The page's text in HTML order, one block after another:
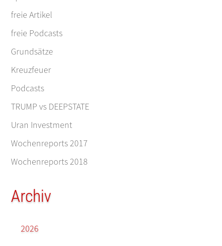
freie Artikel
freie Podcasts
Grundsätze
Kreuzfeuer
Podcasts
TRUMP vs DEEPSTATE
Uran Investment
Wochenreports 2017
Wochenreports 2018
Archiv
2026